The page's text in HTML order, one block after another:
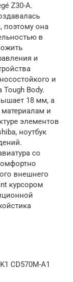
Z30-A.
поэтому она
в
и
и
Tough Body.
18 мм, а
и
элементов
ноутбук
со
внешнего
курсором
CD570M-A1